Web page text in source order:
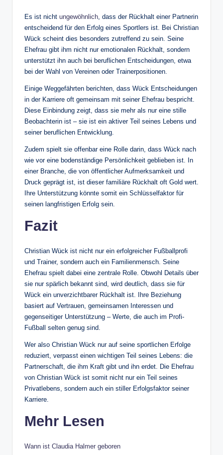
Es ist nicht ungewöhnlich, dass der Rückhalt einer Partnerin
entscheidend für den Erfolg eines Sportlers ist. Bei Christian
Wück scheint dies besonders zutreffend zu sein. Seine
Ehefrau gibt ihm nicht nur emotionalen Rückhalt, sondern
unterstützt ihn auch bei beruflichen Entscheidungen, etwa
bei der Wahl von Vereinen oder Trainerpositionen.
Einige Weggefährten berichten, dass Wück Entscheidungen
in der Karriere oft gemeinsam mit seiner Ehefrau bespricht.
Diese Einbindung zeigt, dass sie mehr als nur eine stille
Beobachterin ist – sie ist ein aktiver Teil seines Lebens und
seiner beruflichen Entwicklung.
Zudem spielt sie offenbar eine Rolle darin, dass Wück nach
wie vor eine bodenständige Persönlichkeit geblieben ist. In
einer Branche, die von öffentlicher Aufmerksamkeit und
Druck geprägt ist, ist dieser familiäre Rückhalt oft Gold wert.
Ihre Unterstützung könnte somit ein Schlüsselfaktor für
seinen langfristigen Erfolg sein.
Fazit
Christian Wück ist nicht nur ein erfolgreicher Fußballprofi
und Trainer, sondern auch ein Familienmensch. Seine
Ehefrau spielt dabei eine zentrale Rolle. Obwohl Details über
sie nur spärlich bekannt sind, wird deutlich, dass sie für
Wück ein unverzichtbarer Rückhalt ist. Ihre Beziehung
basiert auf Vertrauen, gemeinsamen Interessen und
gegenseitiger Unterstützung – Werte, die auch im Profi-
Fußball selten genug sind.
Wer also Christian Wück nur auf seine sportlichen Erfolge
reduziert, verpasst einen wichtigen Teil seines Lebens: die
Partnerschaft, die ihm Kraft gibt und ihn erdet. Die Ehefrau
von Christian Wück ist somit nicht nur ein Teil seines
Privatlebens, sondern auch ein stiller Erfolgsfaktor seiner
Karriere.
Mehr Lesen
Wann ist Claudia Halmer geboren